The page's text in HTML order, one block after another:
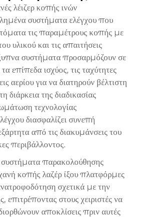
λέιζερ κοπής ινών
συστήματα ελέγχου που
τις παραμέτρους κοπής με
υλικού και τις απαιτήσεις
συστήματα προσαρμόζουν σε
επίπεδα ισχύος, τις ταχύτητες
αερίου για να διατηρούν βέλτιστη
διάρκεια της διαδικασίας
τεχνολογίας
διασφαλίζει συνεπή
από τις διακυμάνσεις του
περιβάλλοντος.
παρακολούθησης
κοπής λαζέρ ίξουπλατφόρμες
σχετικά με την
στους χειριστές να
αποκλίσεις πριν αυτές